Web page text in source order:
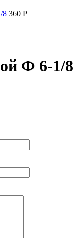
8 360 Р
Ф 6-1/8